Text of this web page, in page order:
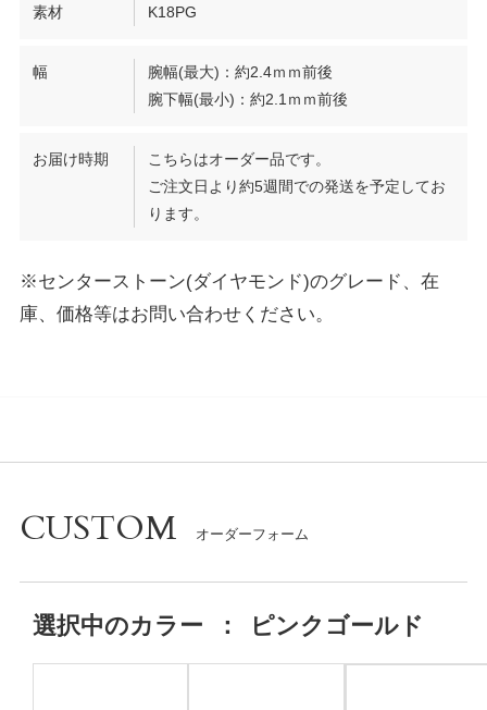
素材 K18PG
幅
腕幅(最大)：約2.4ｍｍ前後
腕下幅(最小)：約2.1ｍｍ前後
お届け時期
こちらはオーダー品です。
ご注文日より約5週間での発送を予定してお
ります。
※センターストーン(ダイヤモンド)のグレード、在
庫、価格等はお問い合わせください。
CUSTOM
選択中のカラー ： ピンクゴールド